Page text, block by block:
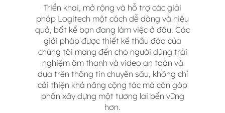
Triển khai, mở rộng và hỗ trợ các giải
pháp Logitech một cách dễ dàng và hiệu
quả, bất kể bạn đang làm việc ở đâu. Các
giải pháp được thiết kế thấu đáo của
chúng tôi mang đến cho người dùng trải
nghiệm âm thanh và video an toàn và
dựa trên thông tin chuyên sâu, không chỉ
cải thiện khả năng cộng tác mà còn góp
phần xây dựng một tương lai bền vững
hơn.